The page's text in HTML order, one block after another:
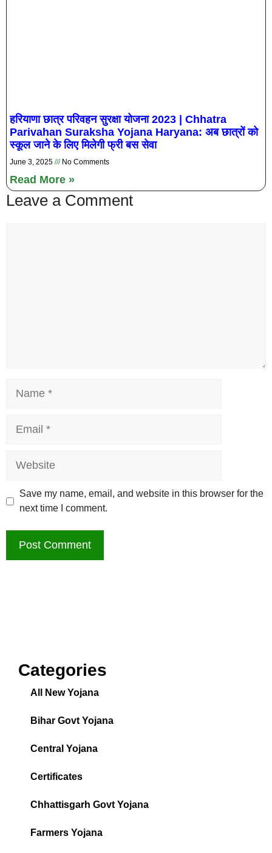
हरियाणा छात्र परिवहन सुरक्षा योजना 2023 | Chhatra
Parivahan Suraksha Yojana Haryana: अब छात्रों को
स्कूल जाने के लिए मिलेगी फ्री बस सेवा
June 3, 2025 No Comments
Read More »
Leave a Comment
Save my name, email, and website in this browser for the
next time I comment.
Categories
All New Yojana
Bihar Govt Yojana
Central Yojana
Certificates
Chhattisgarh Govt Yojana
Farmers Yojana